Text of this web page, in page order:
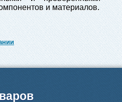
и материалов.